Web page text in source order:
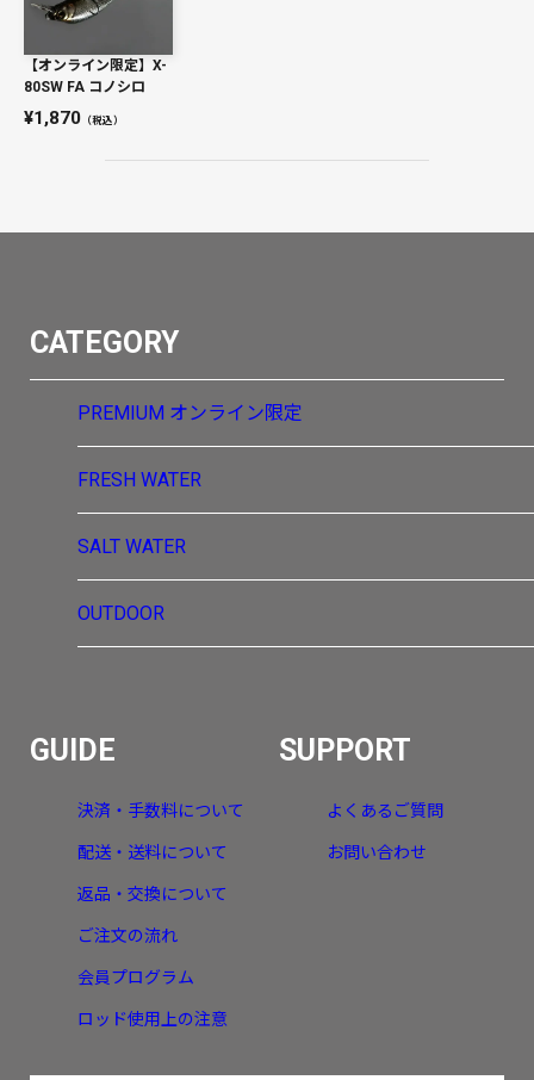
【オンライン限定】X-
80SW FA コノシロ
1,870 （税込）
CATEGORY
PREMIUM オンライン限定
FRESH WATER
SALT WATER
OUTDOOR
GUIDE
決済・手数料について
配送・送料について
返品・交換について
ご注文の流れ
会員プログラム
ロッド使用上の注意
SUPPORT
よくあるご質問
お問い合わせ